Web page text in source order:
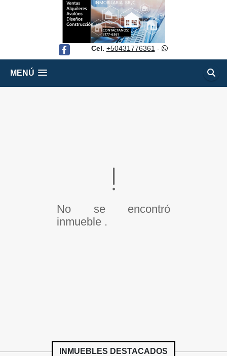
Facebook Cel. +50431776361 -
MENÚ
No se encontró
inmueble .
INMUEBLES DESTACADOS